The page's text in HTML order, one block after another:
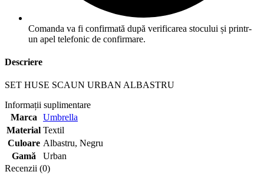
Comanda va fi confirmată după verificarea stocului și printr-
un apel telefonic de confirmare.
Descriere
SET HUSE SCAUN URBAN ALBASTRU
Informații suplimentare
Marca
Umbrella
Material Textil
Culoare Albastru, Negru
Gamă
Urban
Recenzii (0)